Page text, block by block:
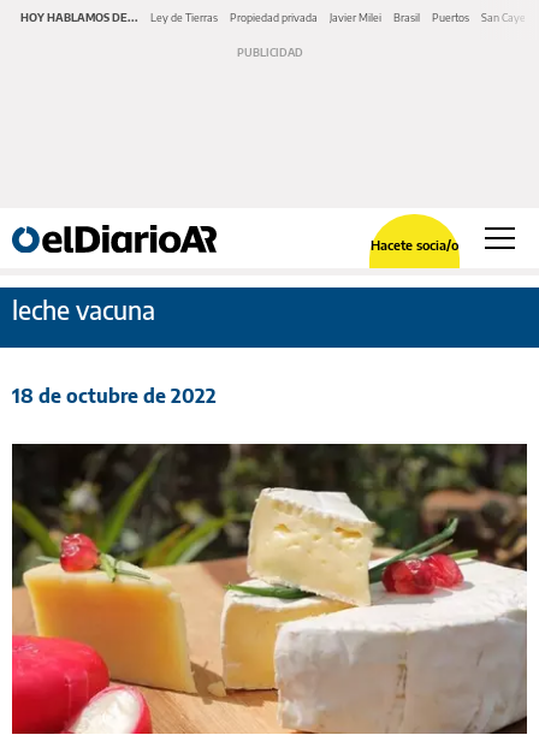
HOY HABLAMOS DE... Ley de Tierras Propiedad privada Javier Milei Brasil Puertos San
Hacete socia/o
leche vacuna
18 de octubre de 2022